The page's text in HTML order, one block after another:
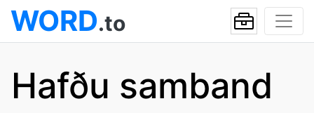
WORD.to
Hafðu samband